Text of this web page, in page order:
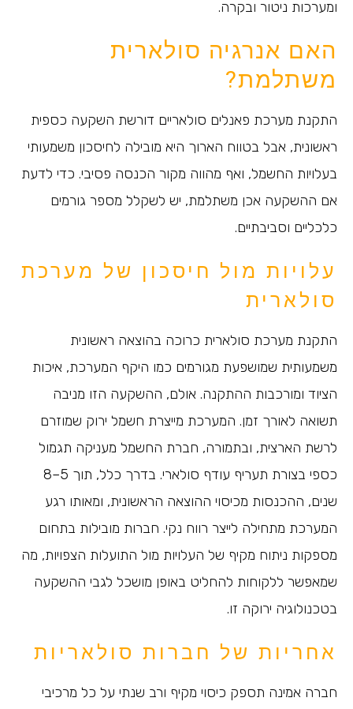
ומערכות ניטור ובקרה.
האם אנרגיה סולארית
משתלמת?
התקנת מערכת פאנלים סולאריים דורשת השקעה כספית
ראשונית, אבל בטווח הארוך היא מובילה לחיסכון משמעותי
בעלויות החשמל, ואף מהווה מקור הכנסה פסיבי. כדי לדעת
אם ההשקעה אכן משתלמת, יש לשקלל מספר גורמים
כלכליים וסביבתיים.
עלויות מול חיסכון של מערכת
סולארית
התקנת מערכת סולארית כרוכה בהוצאה ראשונית
משמעותית שמושפעת מגורמים כמו היקף המערכת, איכות
הציוד ומורכבות ההתקנה. אולם, ההשקעה הזו מניבה
תשואה לאורך זמן. המערכת מייצרת חשמל ירוק שמוזרם
לרשת הארצית, ובתמורה, חברת החשמל מעניקה תגמול
כספי בצורת תעריף עודף סולארי. בדרך כלל, תוך 5–8
שנים, ההכנסות מכיסוי ההוצאה הראשונית, ומאותו רגע
המערכת מתחילה לייצר רווח נקי. חברות מובילות בתחום
מספקות ניתוח מקיף של העלויות מול התועלות הצפויות, מה
שמאפשר ללקוחות להחליט באופן מושכל לגבי ההשקעה
בטכנולוגיה ירוקה זו.
אחריות של חברות סולאריות
חברה אמינה תספק כיסוי מקיף ורב שנתי על כל מרכיבי